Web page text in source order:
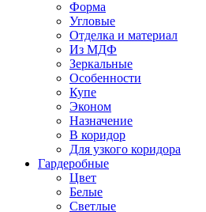
Форма
Угловые
Отделка и материал
Из МДФ
Зеркальные
Особенности
Купе
Эконом
Назначение
В коридор
Для узкого коридора
Гардеробные
Цвет
Белые
Светлые